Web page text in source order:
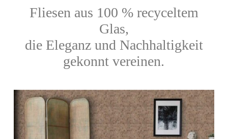
Fliesen aus 100 % recyceltem
Glas,
die Eleganz und Nachhaltigkeit
gekonnt vereinen.